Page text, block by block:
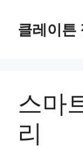
클레이튼
스마
리